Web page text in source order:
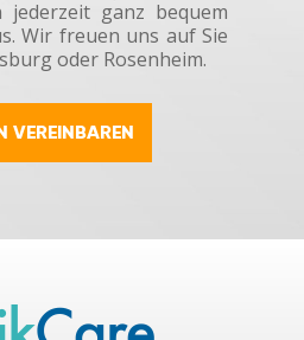
jederzeit ganz bequem
Wir freuen uns auf Sie
oder Rosenheim.
VEREINBAREN